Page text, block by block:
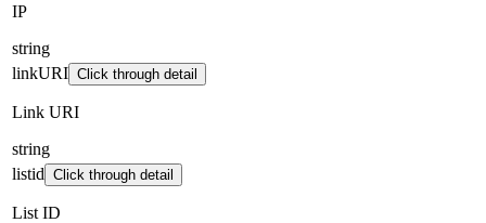
IP
string
linkURI Click through detail
Link URI
string
listid Click through detail
List ID